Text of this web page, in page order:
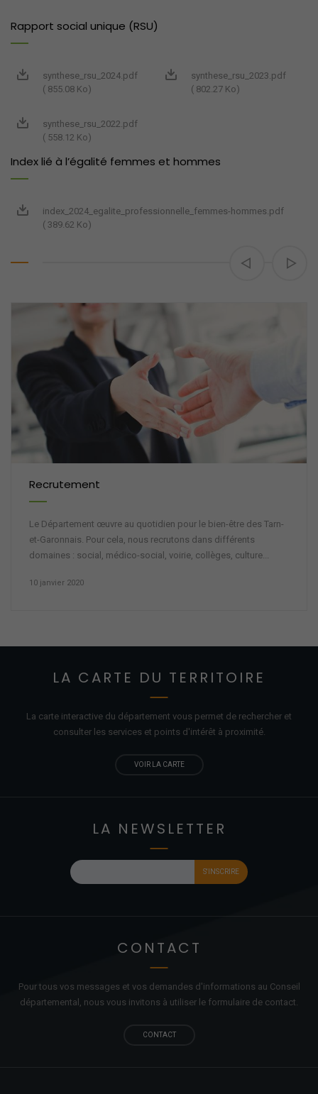
Rapport social unique (RSU)
synthese_rsu_2024.pdf
( 855.08 Ko)
synthese_rsu_2023.pdf
( 802.27 Ko)
synthese_rsu_2022.pdf
( 558.12 Ko)
Index lié à l’égalité femmes et hommes
index_2024_egalite_professionnelle_femmes-hommes.pdf
( 389.62 Ko)
Recrutement
Le Département œuvre au quotidien pour le bien-être des Tarn-
et-Garonnais. Pour cela, nous recrutons dans différents
domaines : social, médico-social, voirie, collèges, culture...
10 janvier 2020
LA CARTE DU TERRITOIRE
La carte interactive du département vous permet de rechercher et
consulter les services et points d'intérêt à proximité.
VOIR LA CARTE
LA NEWSLETTER
CONTACT
Pour tous vos messages et vos demandes d'informations au Conseil
départemental, nous vous invitons à utiliser le formulaire de contact.
CONTACT